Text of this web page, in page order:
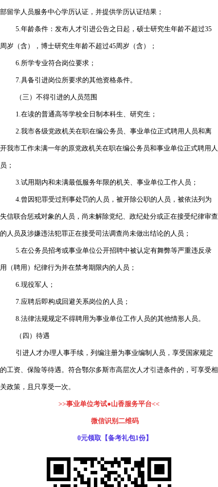
部留学人员服务中心学历认证，并提供学历认证结果；
5.年龄条件：发布人才引进公告之日起，硕士研究生年龄不超过35
周岁（含），博士研究生年龄不超过45周岁（含）；
6.所学专业符合岗位要求；
7.具备引进岗位所要求的其他资格条件。
（三）不得引进的人员范围
1.在读的普通高等学校全日制本科生、研究生；
2.我市各级党政机关在职在编公务员、事业单位正式聘用人员和离
开我市工作未满一年的原党政机关在职在编公务员和事业单位正式聘用人
员；
3.试用期内和未满最低服务年限的机关、事业单位工作人员；
4.曾因犯罪受过刑事处罚的人员，被开除公职的人员，被依法列为
失信联合惩戒对象的人员，尚未解除党纪、政纪处分或正在接受纪律审查
的人员及涉嫌违法犯罪正在接受司法调查尚未做出结论的人员；
5.在公务员招考或事业单位公开招聘中被认定有舞弊等严重违反录
用（聘用）纪律行为并在禁考期限内的人员；
6.现役军人；
7.应聘后即构成回避关系岗位的人员；
8.法律法规规定不得聘用为事业单位工作人员的其他情形人员。
（四）待遇
引进人才办理人事手续，列编注册为事业编制人员，享受国家规定
的工资、保险等待遇。符合鄂尔多斯市高层次人才引进条件的，可享受相
关政策，且只享受一次。
>>事业单位考试●山香服务平台<<
微信识别二维码
0元领取【备考礼包1份】